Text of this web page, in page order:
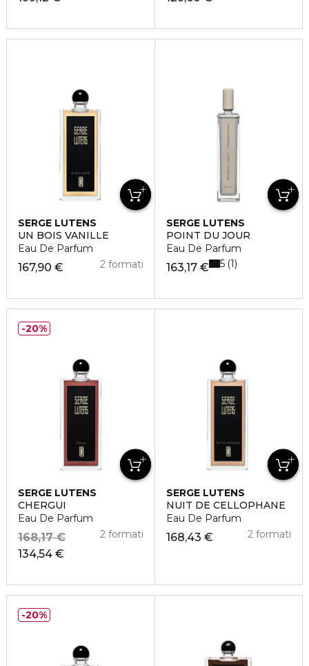
SERGE LUTENS
UN BOIS VANILLE
Eau De Parfum
167,90 € 2 formati
SERGE LUTENS
POINT DU JOUR
Eau De Parfum
163,17 € 5 1
SERGE LUTENS
CHERGUI
Eau De Parfum
134,54 €
168,17 € 2 formati
20%
SERGE LUTENS
NUIT DE CELLOPHANE
Eau De Parfum
168,43 € 2 formati
20%